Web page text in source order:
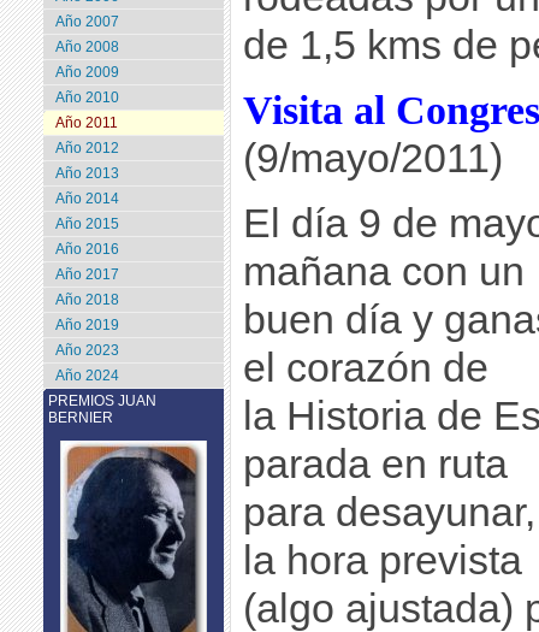
de 1,5 kms de
Visita al
(9/mayo/2011)
El día 9 de
mañana con un
buen día y
el corazón de
la Historia de
parada en ruta
para
la hora prevista
(algo ajustada)
Año 2007
Año 2008
Año 2009
Año 2010
Año 2011
Año 2012
Año 2013
Año 2014
Año 2015
Año 2016
Año 2017
Año 2018
Año 2019
Año 2023
Año 2024
PREMIOS JUAN
BERNIER